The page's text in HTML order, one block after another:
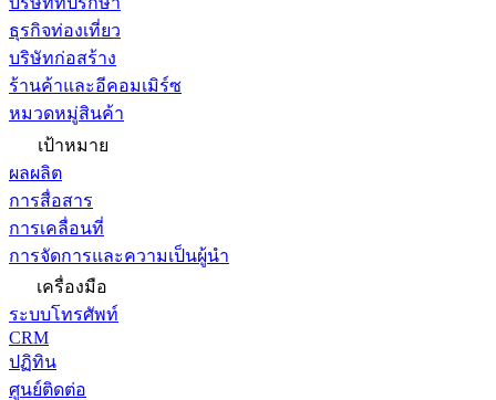
ธุรกิจท่องเที่ยว
บริษัทก่อสร้าง
ร้านค้าและอีคอมเมิร์ซ
หมวดหมู่สินค้า
เป้าหมาย
ผลผลิต
การสื่อสาร
การเคลื่อนที่
การจัดการและความเป็นผู้นำ
เครื่องมือ
ระบบโทรศัพท์
CRM
ปฏิทิน
ศูนย์ติดต่อ